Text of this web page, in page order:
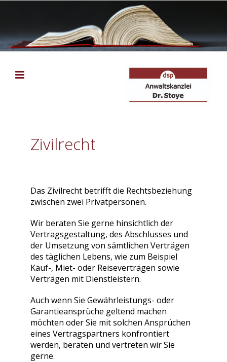
Zivilrecht
Das Zivilrecht betrifft die Rechtsbeziehung
zwischen zwei Privatpersonen.
Wir beraten Sie gerne hinsichtlich der
Vertragsgestaltung, des Abschlusses und
der Umsetzung von sämtlichen Verträgen
des täglichen Lebens, wie zum Beispiel
Kauf-, Miet- oder Reiseverträgen sowie
Verträgen mit Dienstleistern.
Auch wenn Sie Gewährleistungs- oder
Garantieansprüche geltend machen
möchten oder Sie mit solchen Ansprüchen
eines Vertragspartners konfrontiert
werden, beraten und vertreten wir Sie
gerne.